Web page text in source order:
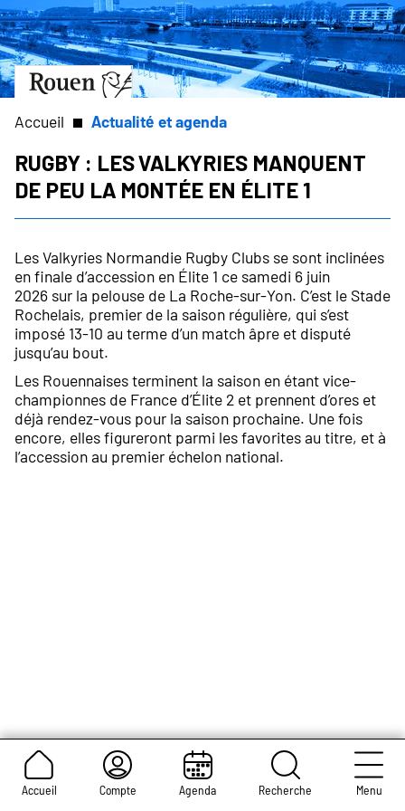
Aller
au
contenu
principal
Aller
à
la
page
Slide
1
of
1
Accueil Compte Agenda Recherche Menu
Fil
d'Ariane
Accueil Actualité et agenda
Rugby : les Valkyries manquent
de peu la montée en Élite 1
Les Valkyries Normandie Rugby Clubs se sont inclinées
en finale d’accession en Élite 1 ce samedi 6 juin
2026 sur la pelouse de La Roche-sur-Yon. C’est le Stade
Rochelais, premier de la saison régulière, qui s’est
imposé 13-10 au terme d’un match âpre et disputé
jusqu’au bout.
Les Rouennaises terminent la saison en étant vice-
championnes de France d’Élite 2 et prennent d’ores et
déjà rendez-vous pour la saison prochaine. Une fois
encore, elles figureront parmi les favorites au titre, et à
l’accession au premier échelon national.